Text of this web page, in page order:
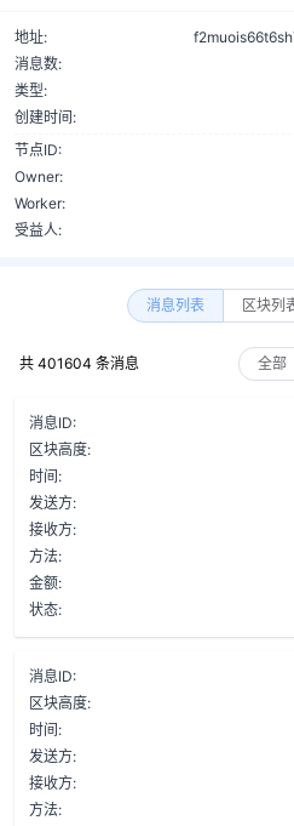
地址:
消息数:
类型:
创建时间:
节点ID:
Owner:
Worker:
受益人:
消息列表 区块列
共 401604 条消息
消息ID:
区块高度:
时间:
发送方:
接收方:
方法:
金额:
状态:
消息ID:
区块高度:
时间:
发送方:
接收方:
方法: